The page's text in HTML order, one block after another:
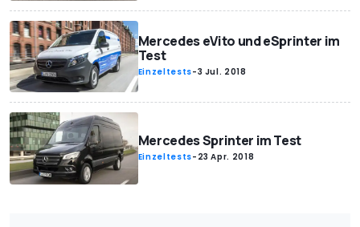
Mercedes eVito und eSprinter im
Test
Einzeltests-3 Jul. 2018
Mercedes Sprinter im Test
Einzeltests- 23 Apr. 2018